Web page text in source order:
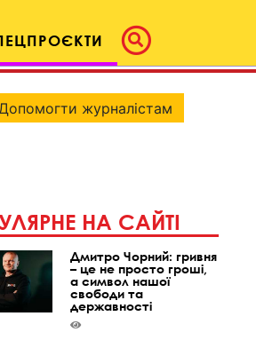
журналістам
НА САЙТІ
Дмитро Чорний: гривня
– це не просто гроші,
а символ нашої
свободи та
державності